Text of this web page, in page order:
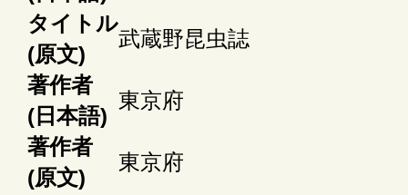
タイトル
(原文)
武蔵野昆虫誌
著作者
(日本語)
東京府
著作者
(原文)
東京府